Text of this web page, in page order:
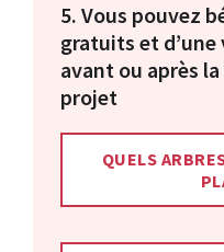
5. Vous pouvez
gratuits et d’une
avant ou après
projet
QUELS